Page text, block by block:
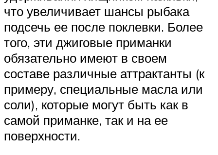
что увеличивает шансы рыбака
подсечь ее после поклевки. Более
того, эти джиговые приманки
обязательно имеют в своем
составе различные аттрактанты (к
примеру, специальные масла или
соли), которые могут быть как в
самой приманке, так и на ее
поверхности.